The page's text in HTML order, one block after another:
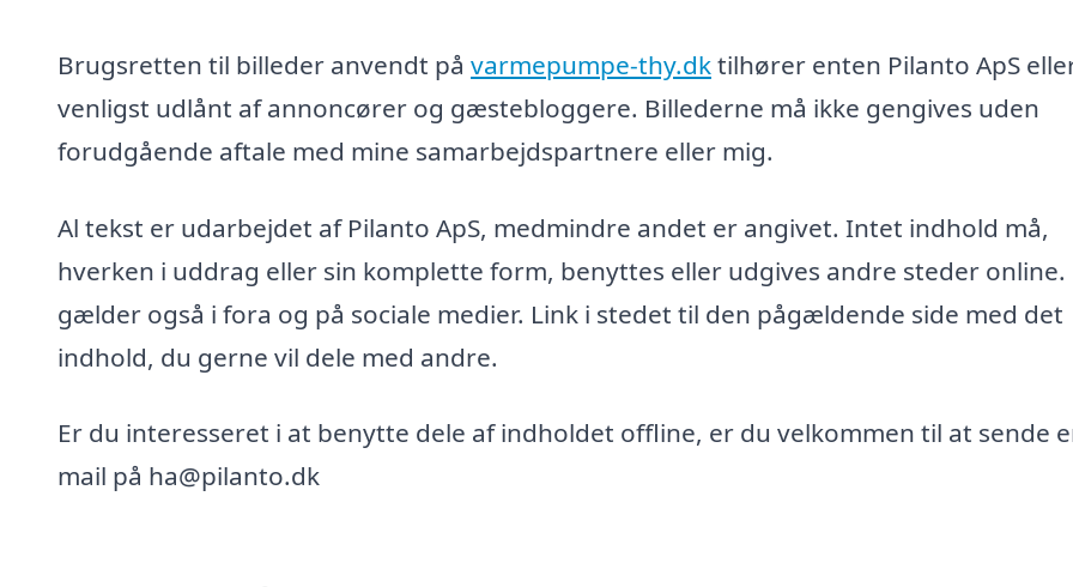
Brugsretten til billeder anvendt på varmepumpe-thy.dktilhører enten Pilanto ApS
venligst udlånt af annoncører og gæstebloggere. Billederne må ikke gengives uden
forudgående aftale med mine samarbejdspartnere eller mig.
Al tekst er udarbejdet af Pilanto ApS, medmindre andet er angivet. Intet indhold må,
hverken i uddrag eller sin komplette form, benyttes eller udgives andre steder
gælder også i fora og på sociale medier. Link i stedet til den pågældende side med det
indhold, du gerne vil dele med andre.
Er du interesseret i at benytte dele af indholdet offline, er du velkommen til at sende
mail på ha@pilanto.dk